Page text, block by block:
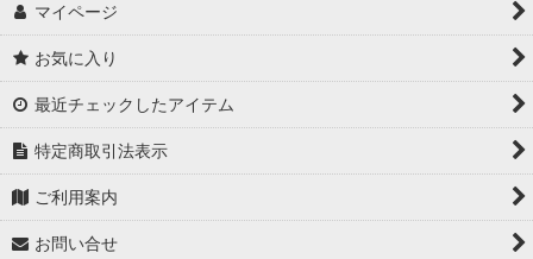
マイページ
お気に入り
最近チェックしたアイテム
特定商取引法表示
ご利用案内
お問い合せ